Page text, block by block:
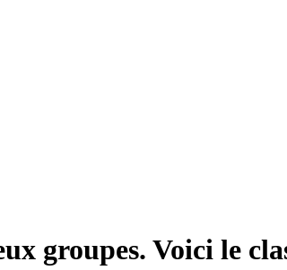
groupes. Voici le